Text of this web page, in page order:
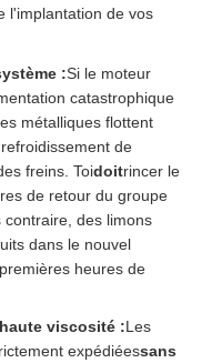
l'implantation de vos
:Si le moteur
catastrophique
métalliques flottent
de
freins. Toidoitrincer le
de retour du groupe
contraire, des limons
dans le nouvel
heures de
viscosité :Les
expédiéessans